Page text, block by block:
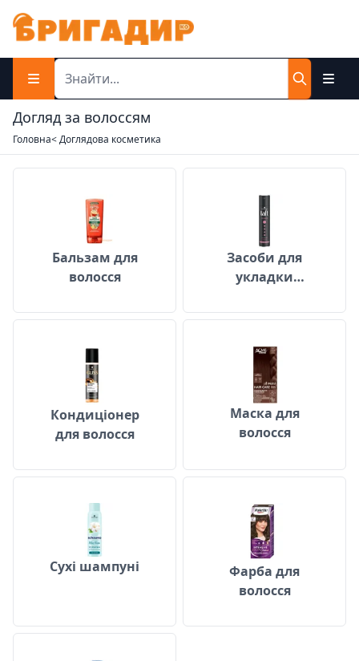
Догляд за волоссям
Головна< Доглядова косметика
Бальзам для
волосся
Засоби для
укладки
Кондиціонер
для волосся
Маска для
Маска для
волосся
Сухі шампуні
Сухі шампуні
Фарба для
волосся